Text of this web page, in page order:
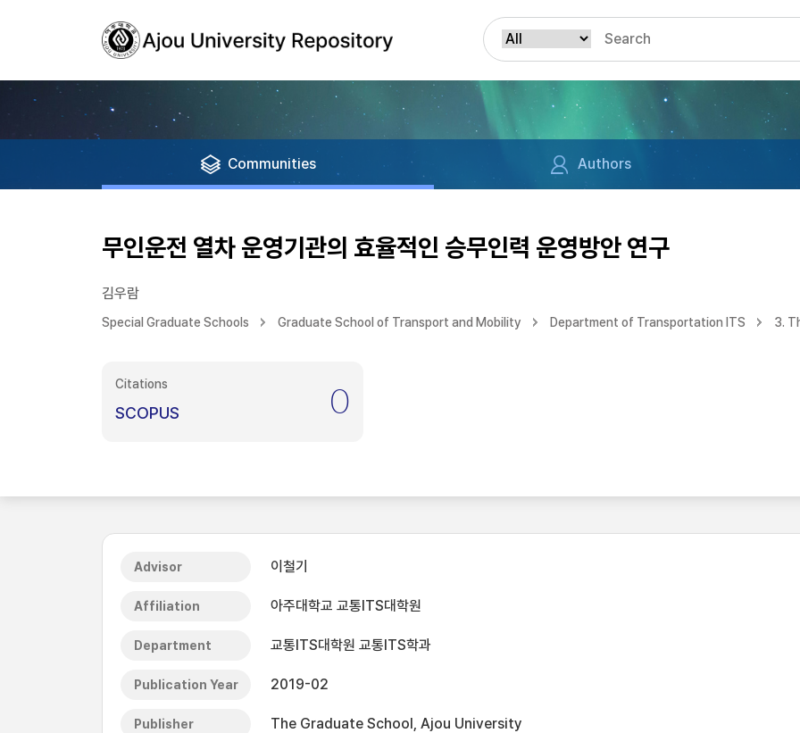
Communities Authors
무인운전 열차 운영기관의 효율적인 승무인력 운영방안 연구
김우람
Special Graduate Schools Graduate School of Transport and Mobility Department of Transportation ITS 3.
Citations
SCOPUS 0
Advisor 이철기
Affiliation 아주대학교 교통ITS대학원
Department 교통ITS대학원 교통ITS학과
Publication Year 2019-02
Publisher The Graduate School, Ajou University